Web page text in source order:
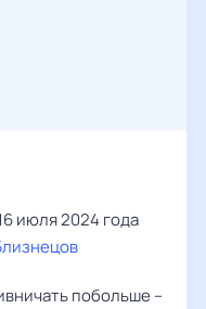
июля 2024 года
побольше –